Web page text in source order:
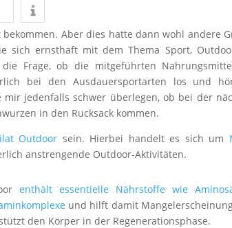
Aber dies hatte dann wohl andere
sich ernsthaft mit dem Thema Sport,
Frage, ob die mitgeführten
bei den Ausdauersportarten los und
jedenfalls schwer überlegen, ob bei der
in den Rucksack kommen.
Outdoor sein. Hierbei handelt es sich um
anstrengende Outdoor-Aktivitäten.
enthält essentielle Nährstoffe wie
und hilft damit
den Körper in der Regenerationsphase.